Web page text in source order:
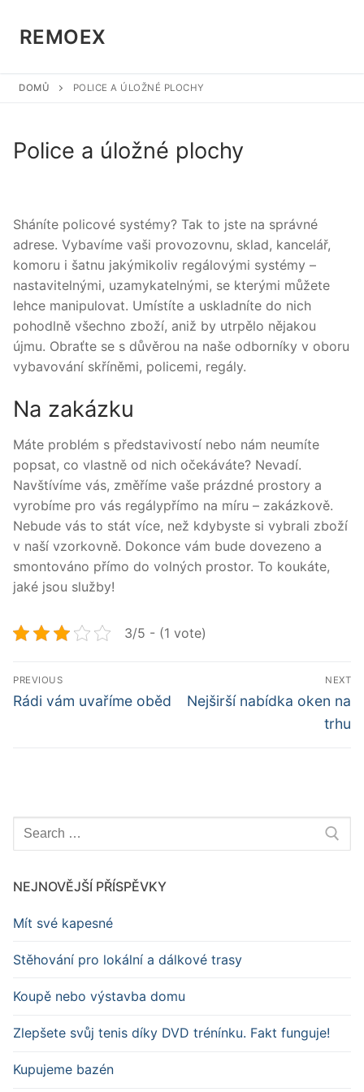
REMOEX
DOMŮ POLICE A ÚLOŽNÉ PLOCHY
Police a úložné plochy
Sháníte policové systémy? Tak to jste na správné
adrese. Vybavíme vaši provozovnu, sklad, kancelář,
komoru i šatnu jakýmikoliv regálovými systémy –
nastavitelnými, uzamykatelnými, se kterými můžete
lehce manipulovat. Umístíte a uskladníte do nich
pohodlně všechno zboží, aniž by utrpělo nějakou
újmu. Obraťte se s důvěrou na naše odborníky v oboru
vybavování skříněmi, policemi, regály.
Na zakázku
Máte problém s představivostí nebo nám neumíte
popsat, co vlastně od nich očekáváte? Nevadí.
Navštívíme vás, změříme vaše prázdné prostory a
vyrobíme pro vás regálypřímo na míru – zakázkově.
Nebude vás to stát více, než kdybyste si vybrali zboží
v naší vzorkovně. Dokonce vám bude dovezeno a
smontováno přímo do volných prostor. To koukáte,
jaké jsou služby!
3/5 - (1 vote)
Navigace
pro
PREVIOUS
Předchozí
Rádi vám uvaříme oběd
NEXT
Další
Nejširší nabídka oken na
trhu
Hledat:
NEJNOVĚJŠÍ PŘÍSPĚVKY
Mít své kapesné
Stěhování pro lokální a dálkové trasy
Koupě nebo výstavba domu
Zlepšete svůj tenis díky DVD trénínku. Fakt funguje!
Kupujeme bazén